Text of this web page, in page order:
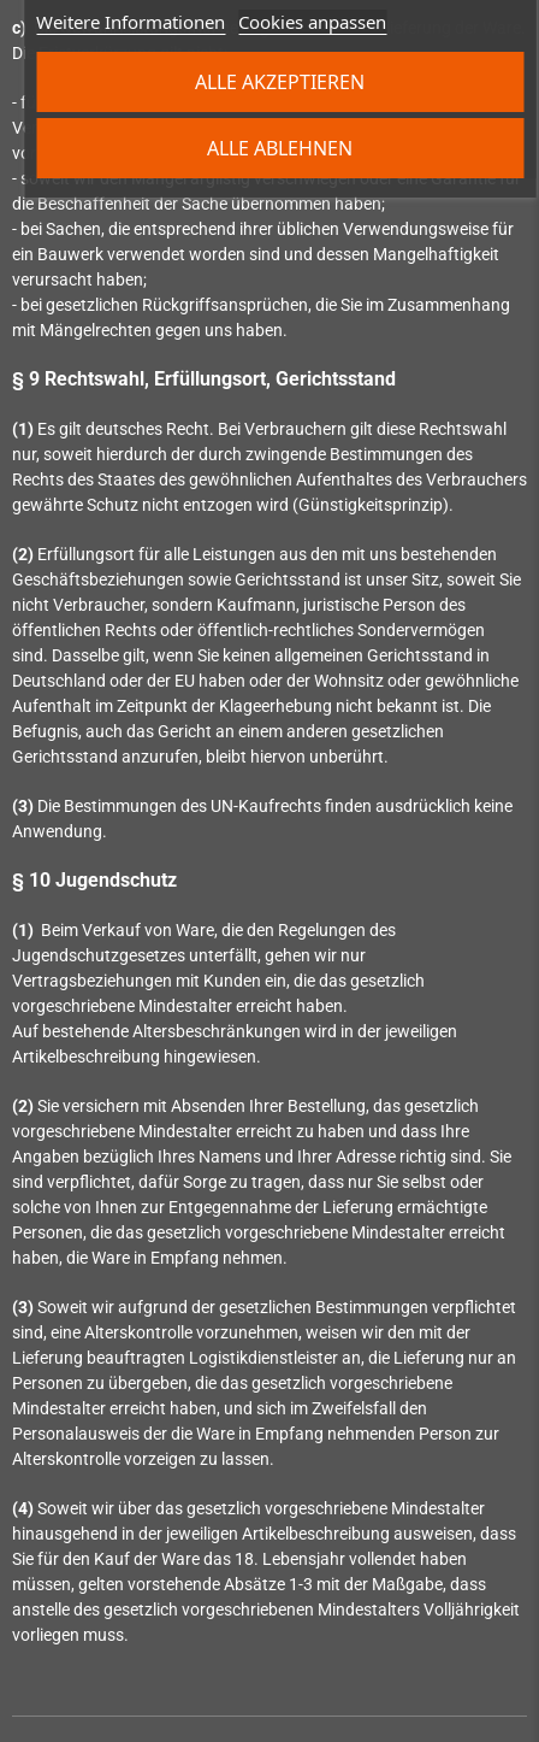
Weitere Informationen Cookies anpassen
ALLE ABLEHNEN
ALLE AKZEPTIEREN
c)
Die Gewährleistungsfrist beträgt ein Jahr ab Ablieferung der Ware.
Die Fristverkürzung gilt nicht:
- für uns zurechenbare schuldhaft verursachte Schäden aus der
Verletzung des Lebens, des Körpers oder der Gesundheit und bei
vorsätzlich oder grob fahrlässig verursachten sonstigen Schäden;
- soweit wir den Mangel arglistig verschwiegen oder eine Garantie für
die Beschaffenheit der Sache übernommen haben;
- bei Sachen, die entsprechend ihrer üblichen Verwendungsweise für
ein Bauwerk verwendet worden sind und dessen Mangelhaftigkeit
verursacht haben;
- bei gesetzlichen Rückgriffsansprüchen, die Sie im Zusammenhang
mit Mängelrechten gegen uns haben.
§ 9 Rechtswahl, Erfüllungsort, Gerichtsstand
(1) Es gilt deutsches Recht. Bei Verbrauchern gilt diese Rechtswahl
nur, soweit hierdurch der durch zwingende Bestimmungen des
Rechts des Staates des gewöhnlichen Aufenthaltes des Verbrauchers
gewährte Schutz nicht entzogen wird (Günstigkeitsprinzip).
(2) Erfüllungsort für alle Leistungen aus den mit uns bestehenden
Geschäftsbeziehungen sowie Gerichtsstand ist unser Sitz, soweit Sie
nicht Verbraucher, sondern Kaufmann, juristische Person des
öffentlichen Rechts oder öffentlich-rechtliches Sondervermögen
sind. Dasselbe gilt, wenn Sie keinen allgemeinen Gerichtsstand in
Deutschland oder der EU haben oder der Wohnsitz oder gewöhnliche
Aufenthalt im Zeitpunkt der Klageerhebung nicht bekannt ist. Die
Befugnis, auch das Gericht an einem anderen gesetzlichen
Gerichtsstand anzurufen, bleibt hiervon unberührt.
(3) Die Bestimmungen des UN-Kaufrechts finden ausdrücklich keine
Anwendung.
§ 10 Jugendschutz
(1) Beim Verkauf von Ware, die den Regelungen des
Jugendschutzgesetzes unterfällt, gehen wir nur
Vertragsbeziehungen mit Kunden ein, die das gesetzlich
vorgeschriebene Mindestalter erreicht haben.
Auf bestehende Altersbeschränkungen wird in der jeweiligen
Artikelbeschreibung hingewiesen.
(2) Sie versichern mit Absenden Ihrer Bestellung, das gesetzlich
vorgeschriebene Mindestalter erreicht zu haben und dass Ihre
Angaben bezüglich Ihres Namens und Ihrer Adresse richtig sind. Sie
sind verpflichtet, dafür Sorge zu tragen, dass nur Sie selbst oder
solche von Ihnen zur Entgegennahme der Lieferung ermächtigte
Personen, die das gesetzlich vorgeschriebene Mindestalter erreicht
haben, die Ware in Empfang nehmen.
(3) Soweit wir aufgrund der gesetzlichen Bestimmungen verpflichtet
sind, eine Alterskontrolle vorzunehmen, weisen wir den mit der
Lieferung beauftragten Logistikdienstleister an, die Lieferung nur an
Personen zu übergeben, die das gesetzlich vorgeschriebene
Mindestalter erreicht haben, und sich im Zweifelsfall den
Personalausweis der die Ware in Empfang nehmenden Person zur
Alterskontrolle vorzeigen zu lassen.
(4) Soweit wir über das gesetzlich vorgeschriebene Mindestalter
hinausgehend in der jeweiligen Artikelbeschreibung ausweisen, dass
Sie für den Kauf der Ware das 18. Lebensjahr vollendet haben
müssen, gelten vorstehende Absätze 1-3 mit der Maßgabe, dass
anstelle des gesetzlich vorgeschriebenen Mindestalters Volljährigkeit
vorliegen muss.